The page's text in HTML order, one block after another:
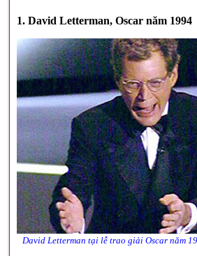
1. David Letterman, Oscar năm 1994
David Letterman tại lễ trao giải Oscar năm